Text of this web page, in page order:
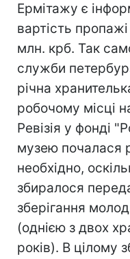
Ермітажу є
вартість
млн. крб. Так
служби
річна
робочому місці
Ревізія у фонді
музею почалася
необхідно,
збиралося
зберігання
(однією з двох
років). В цілому